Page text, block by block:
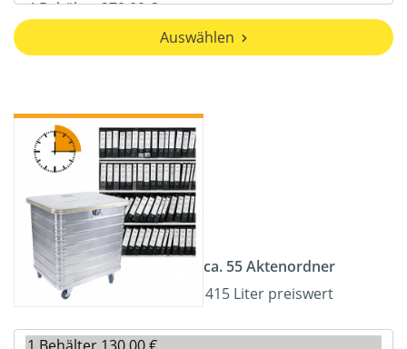
Auswählen
ca. 55 Aktenordner
415 Liter preiswert